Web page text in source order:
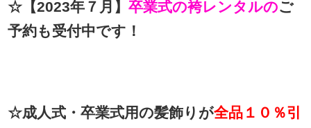
☆【2023年７ 月】卒業式の袴レンタルのご
予約も受付中です！
☆成人式・卒業式用の髪飾りが全品１０％引